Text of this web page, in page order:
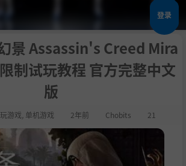
登录
景 Assassin's Creed Mira
制试玩教程 官方完整中文
版
游戏 单机游戏 2年前 Chobits 21